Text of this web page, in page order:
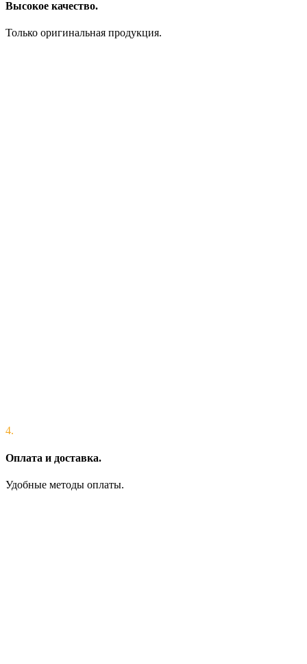
Высокое качество.
Только оригинальная продукция.
4.
Оплата и доставка.
Удобные методы оплаты.